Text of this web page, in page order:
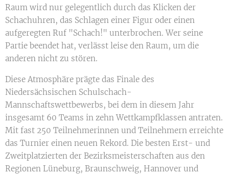
Raum wird nur gelegentlich durch das Klicken der
Schachuhren, das Schlagen einer Figur oder einen
aufgeregten Ruf "Schach!" unterbrochen. Wer seine
Partie beendet hat, verlässt leise den Raum, um die
anderen nicht zu stören.
Diese Atmosphäre prägte das Finale des
Niedersächsischen Schulschach-
Mannschaftswettbewerbs, bei dem in diesem Jahr
insgesamt 60 Teams in zehn Wettkampfklassen antraten.
Mit fast 250 Teilnehmerinnen und Teilnehmern erreichte
das Turnier einen neuen Rekord. Die besten Erst- und
Zweitplatzierten der Bezirksmeisterschaften aus den
Regionen Lüneburg, Braunschweig, Hannover und